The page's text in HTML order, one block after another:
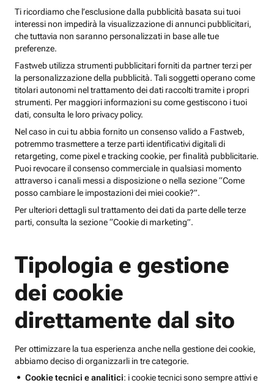
Ti ricordiamo che l’esclusione dalla pubblicità basata sui tuoi
interessi non impedirà la visualizzazione di annunci pubblicitari,
che tuttavia non saranno personalizzati in base alle tue
preferenze.
Fastweb utilizza strumenti pubblicitari forniti da partner terzi per
la personalizzazione della pubblicità. Tali soggetti operano come
titolari autonomi nel trattamento dei dati raccolti tramite i propri
strumenti. Per maggiori informazioni su come gestiscono i tuoi
dati, consulta le loro privacy policy.
Nel caso in cui tu abbia fornito un consenso valido a Fastweb,
potremmo trasmettere a terze parti identificativi digitali di
retargeting, come pixel e tracking cookie, per finalità pubblicitarie.
Puoi revocare il consenso commerciale in qualsiasi momento
attraverso i canali messi a disposizione o nella sezione “Come
posso cambiare le impostazioni dei miei cookie?”.
Per ulteriori dettagli sul trattamento dei dati da parte delle terze
parti, consulta la sezione “Cookie di marketing”.
Tipologia e gestione
dei cookie
direttamente dal sito
Per ottimizzare la tua esperienza anche nella gestione dei cookie,
abbiamo deciso di organizzarli in tre categorie.
Cookie tecnici e analitici: i cookie tecnici sono sempre attivi e